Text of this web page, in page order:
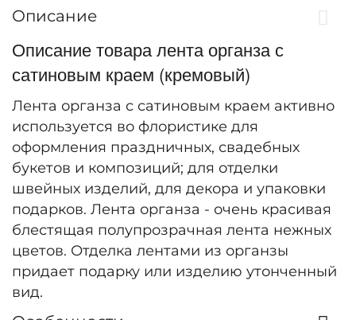
Описание
Описание товара лента органза с
сатиновым краем (кремовый)
Лента органза с сатиновым краем активно
используется во флористике для
оформления праздничных, свадебных
букетов и композиций; для отделки
швейных изделий, для декора и упаковки
подарков. Лента органза - очень красивая
блестящая полупрозрачная лента нежных
цветов. Отделка лентами из органзы
придает подарку или изделию утонченный
вид.